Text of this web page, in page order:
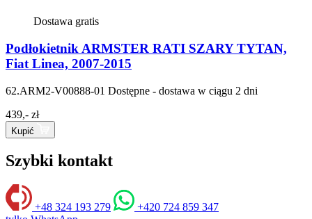
Dostawa gratis
Podłokietnik ARMSTER RATI SZARY TYTAN,
Fiat Linea, 2007-2015
62.ARM2-V00888-01 Dostępne - dostawa w ciągu 2 dni
439,- zł
Kupić
Szybki kontakt
+48 324 193 279
+420 724 859 347